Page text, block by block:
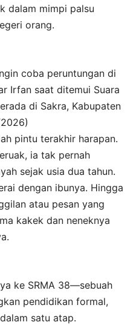
dalam mimpi palsu
orang.
coba peruntungan di
Irfan saat ditemui Suara
di Sakra, Kabupaten
pintu terakhir harapan.
ia tak pernah
sejak usia dua tahun.
dengan ibunya. Hingga
atau pesan yang
kakek dan neneknya
ke SRMA 38—sebuah
pendidikan formal,
satu atap.